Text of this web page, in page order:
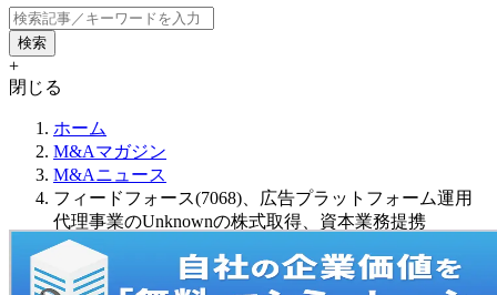
+
閉じる
ホーム
M&Aマガジン
M&Aニュース
フィードフォース(7068)、広告プラットフォーム運用
代理事業のUnknownの株式取得、資本業務提携